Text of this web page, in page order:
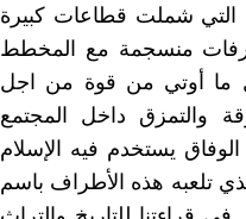
التي شملت قطاعات كبيرة
منسجمة مع المخطط
ما أوتي من قوة من اجل
والتمزق داخل المجتمع
يستخدم فيه الإسلام
تلعبه هذه الأطراف باسم